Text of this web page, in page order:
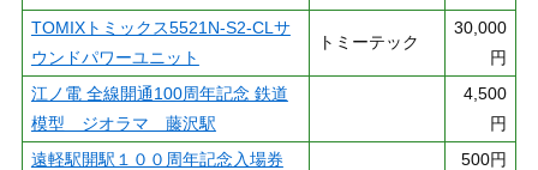
TOMIXトミックス5521N-S2-CLサ
ウンドパワーユニット
トミーテック
30,000
円
江ノ電 全線開通100周年記念 鉄道
模型 ジオラマ 藤沢駅
4,500
円
遠軽駅開駅１００周年記念入場券
500円